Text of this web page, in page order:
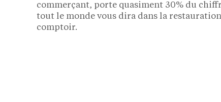
commerçant, porte quasiment 30% du
tout le monde vous dira dans la
comptoir.